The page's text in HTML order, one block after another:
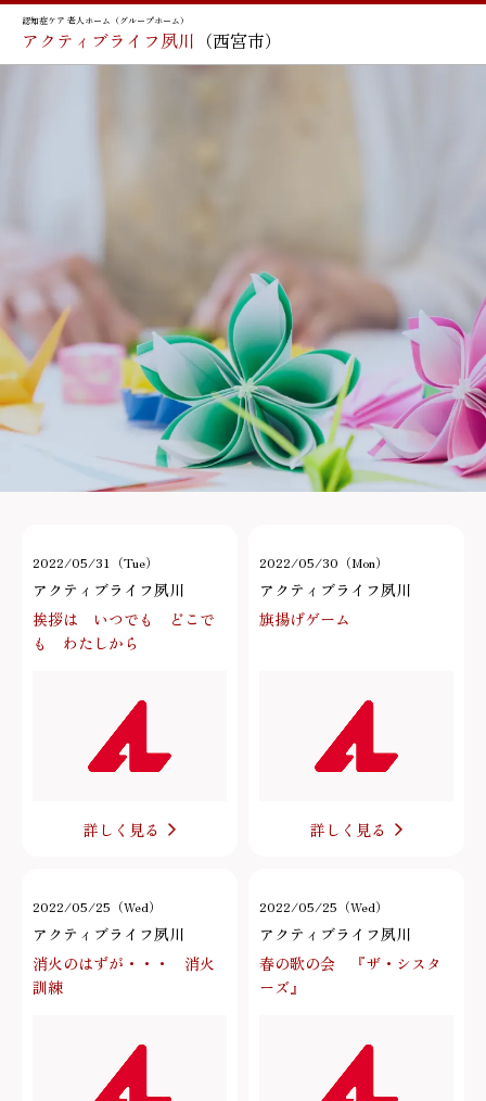
認知症ケア 老人ホーム（グループホーム）
アクティブライフ夙川 （西宮市）
2022/05/31（Tue）
アクティブライフ夙川
挨拶は いつでも どこで
も わたしから
詳しく見る
2022/05/30（Mon）
アクティブライフ夙川
旗揚げゲーム
詳しく見る
2022/05/25（Wed）
アクティブライフ夙川
消火のはずが・・・ 消火
訓練
2022/05/25（Wed）
アクティブライフ夙川
春の歌の会 『ザ・シスタ
ーズ』